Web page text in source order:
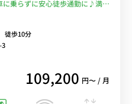
に乗らずに安心徒歩通勤に♪満員
歩10分
3
109,200 円〜 / 月